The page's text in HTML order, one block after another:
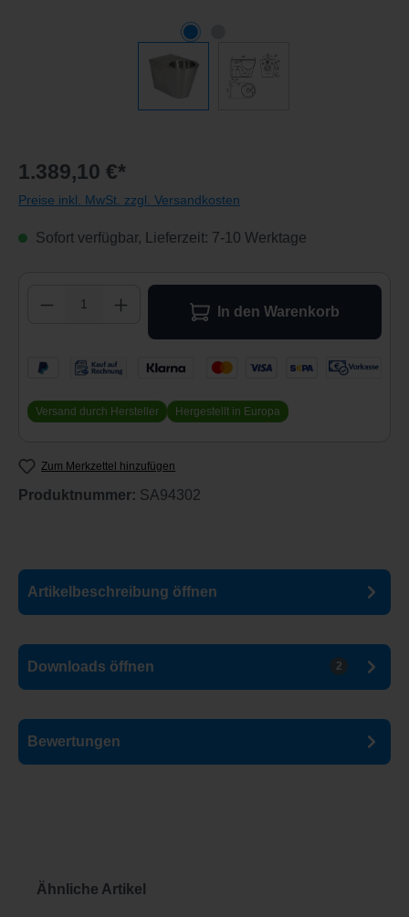
1.389,10 €*
Preise inkl. MwSt. zzgl. Versandkosten
Sofort verfügbar, Lieferzeit: 7-10 Werktage
Produkt Anzahl: Gib den gewünschten
In den Warenkorb
Versand durch Hersteller Hergestellt in Europa
Zum Merkzettel hinzufügen
Produktnummer: SA94302
Produktgalerie überspringen
Ähnliche Artikel
Artikelbeschreibung öffnen
Downloads öffnen 2
Bewertungen